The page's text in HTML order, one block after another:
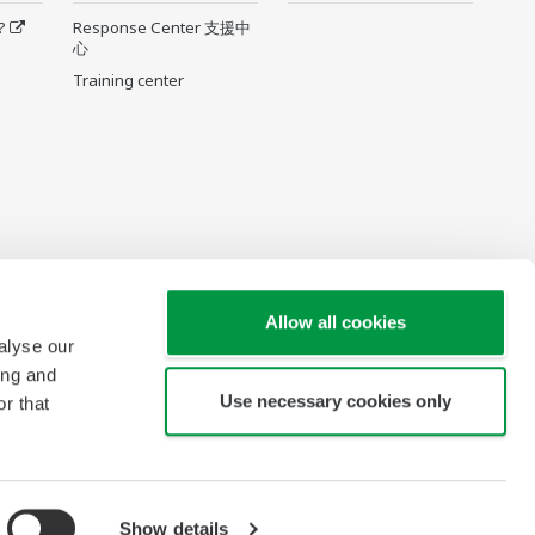
our
and
that
Show details
Allow all cookies
Use necessary cookies only
Response Center 支援中
心
Training center